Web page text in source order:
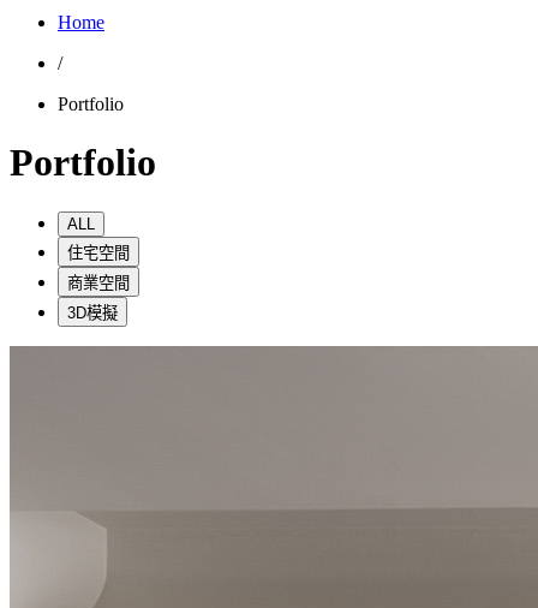
Home
/
Portfolio
Portfolio
ALL
住宅空間
商業空間
3D模擬